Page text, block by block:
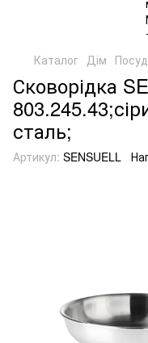
Каталог Дім Посуд
Сковорідка
сталь;
Артикул: SENSUELL